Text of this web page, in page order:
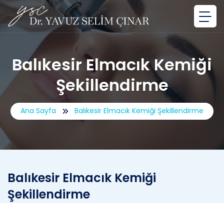
Balıkesir Elmacık Kemiği
Şekillendirme
Ana Sayfa Balıkesir Elmacık Kemiği Şekillendirme
Balıkesir Elmacık Kemiği
Şekillendirme